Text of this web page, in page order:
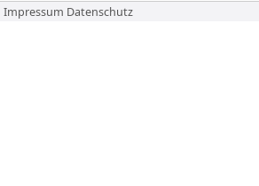
Impressum Datenschutz